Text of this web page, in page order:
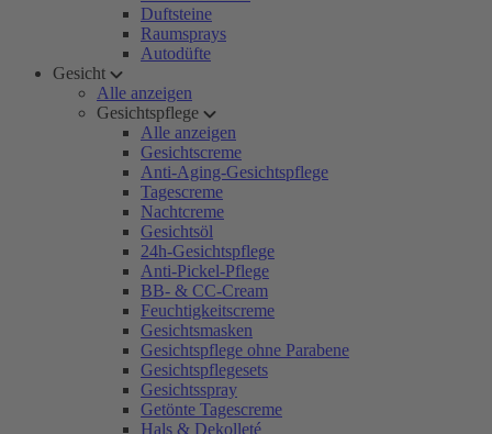
Duftsteine
Raumsprays
Autodüfte
Gesicht
Alle anzeigen
Gesichtspflege
Alle anzeigen
Gesichtscreme
Anti-Aging-Gesichtspflege
Tagescreme
Nachtcreme
Gesichtsöl
24h-Gesichtspflege
Anti-Pickel-Pflege
BB- & CC-Cream
Feuchtigkeitscreme
Gesichtsmasken
Gesichtspflege ohne Parabene
Gesichtspflegesets
Gesichtsspray
Getönte Tagescreme
Hals & Dekolleté